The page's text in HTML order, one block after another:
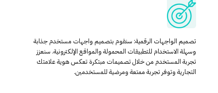
تصميم الواجهات الرقمية: سنقوم بتصميم واجهات مستخدم جذابة
وسهلة الاستخدام للتطبيقات المحمولة والمواقع الإلكترونية. سنعزز
تجربة المستخدم من خلال تصميمات مبتكرة تعكس هوية علامتك
التجارية وتوفر تجربة ممتعة ومرضية للمستخدمين.